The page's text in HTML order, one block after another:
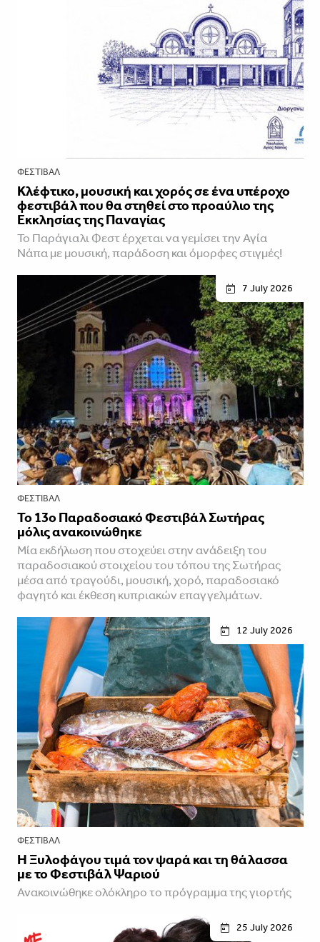
ΦΕΣΤΙΒΑΛ
Κλέφτικο, μουσική και χορός σε ένα υπέροχο
φεστιβάλ που θα στηθεί στο προαύλιο της
Εκκλησίας της Παναγίας
Το Παράγιαλι Φεστ έρχεται να γεμίσει την Αγία
Νάπα με μουσική, παράδοση και όμορφες στιγμές!
7 July 2026
ΦΕΣΤΙΒΑΛ
To 13o Παραδοσιακό Φεστιβάλ Σωτήρας
μόλις ανακοινώθηκε
Μία εκδήλωση που στοχεύει στην ανάδειξη του
παραδοσιακού στοιχείου του τόπου της Σωτήρας
μέσα από τραγούδι, μουσική, χορό, παραδοσιακό
φαγητό και έκθεση κυπριακών επαγγελμάτων.
12 July 2026
ΦΕΣΤΙΒΑΛ
Η Ξυλοφάγου τιμά τον ψαρά και τη θάλασσα
με το Φεστιβάλ Ψαριού
Ανακοινώθηκε ολόκληρο το πρόγραμμα της γιορτής
25 July 2026